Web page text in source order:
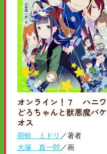
オンライン！７ ハニワ
どろちゃんと獣悪魔バケ
オス
雨蛙 ミドリ ／著者
大塚 真一郎 ／画